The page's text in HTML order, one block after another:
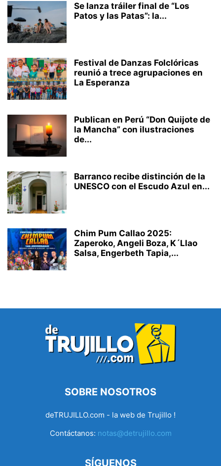
Se lanza tráiler final de “Los
Patos y las Patas”: la...
Festival de Danzas Folclóricas
reunió a trece agrupaciones en
La Esperanza
Publican en Perú “Don Quijote de
la Mancha” con ilustraciones
de...
Barranco recibe distinción de la
UNESCO con el Escudo Azul en...
Chim Pum Callao 2025:
Zaperoko, Angeli Boza, K´Llao
Salsa, Engerbeth Tapia,...
SOBRE NOSOTROS
deTRUJILLO.com - la web de Trujillo !
Contáctanos: notas@detrujillo.com
SÍGUENOS